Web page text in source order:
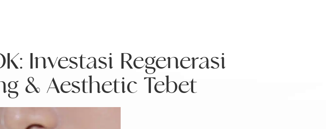
Investasi Regenerasi
& Aesthetic Tebet